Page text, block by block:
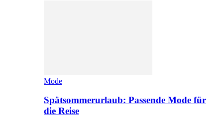
Mode
Spätsommerurlaub: Passende Mode für
die Reise